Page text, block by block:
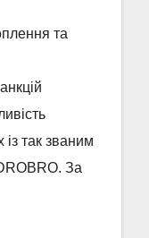
та
із так званим
За